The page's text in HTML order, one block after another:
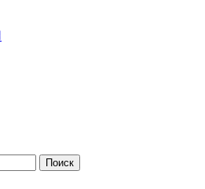
Поиск